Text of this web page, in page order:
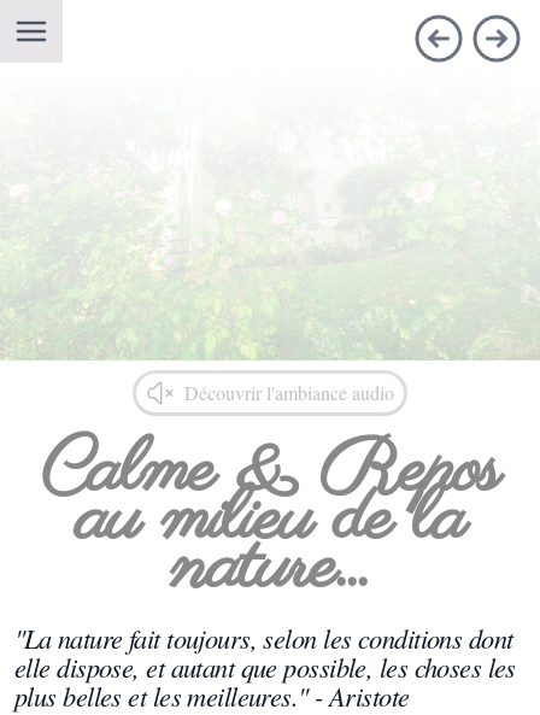
Découvrir l'ambiance audio
Ouvrir la navigation
Calme & Repos
au milieu de la
nature...
"La nature fait toujours, selon les conditions dont
elle dispose, et autant que possible, les choses les
plus belles et les meilleures." -Aristote